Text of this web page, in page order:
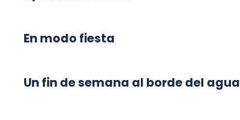
En modo fiesta
Un fin de semana al borde del agua